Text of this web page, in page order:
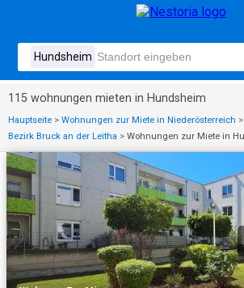
115 wohnungen mieten in Hundsheim
Hauptseite > Wohnungen zur Miete in Niederösterreich >
Bezirk Bruck an der Leitha > Wohnungen zur Miete in